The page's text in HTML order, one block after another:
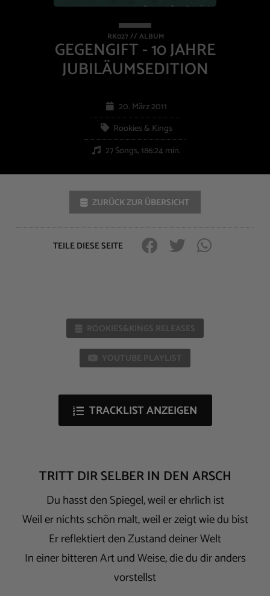
RK027 // ALBUM
GEGENGIFT - 10 JAHRE
JUBILÄUMSEDITION
20. März 2011
Rookies & Kings
27 Songs, 186:24 min.
ZURÜCK ZUR ÜBERSICHT
TEILE DIESE SEITE
ROOKIES&KINGS RELEASES
YOUTUBE PLAYLIST
TRACKLIST ANZEIGEN
TRITT DIR SELBER IN DEN ARSCH
Du hasst den Spiegel, weil er ehrlich ist
Weil er nichts schön malt, weil er zeigt wie du bist
Er reflektiert den Zustand deiner Welt
In einer bitteren Art und Weise, die du dir anders
vorstellst